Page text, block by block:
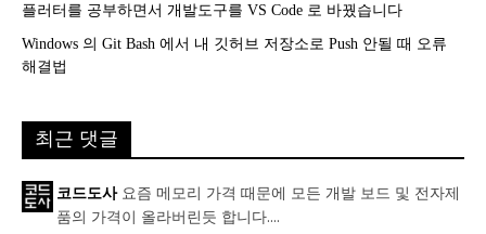
플러터를 공부하면서 개발도구를 VS Code 로 바꿨습니다
Windows 의 Git Bash 에서 내 깃허브 저장소로 Push 안될 때 오류
해결법
최근 댓글
코드도사 요즘 메모리 가격 때문에 모든 개발 보드 및 전자제
품의 가격이 올라버린듯 합니다....